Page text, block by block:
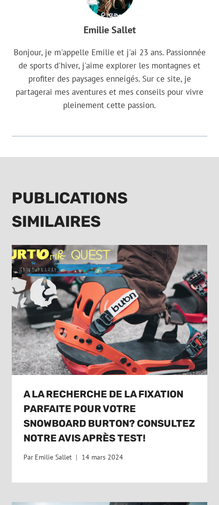
Emilie Sallet
Bonjour, je m'appelle Emilie et j'ai 23 ans. Passionnée
de sports d'hiver, j'aime explorer les montagnes et
profiter des paysages enneigés. Sur ce site, je
partagerai mes aventures et mes conseils pour vivre
pleinement cette passion.
PUBLICATIONS
SIMILAIRES
A LA RECHERCHE DE LA FIXATION
PARFAITE POUR VOTRE
SNOWBOARD BURTON? CONSULTEZ
NOTRE AVIS APRÈS TEST!
Par Emilie Sallet 14 mars 2024